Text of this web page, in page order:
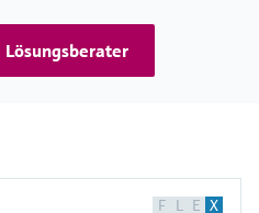
F L E X